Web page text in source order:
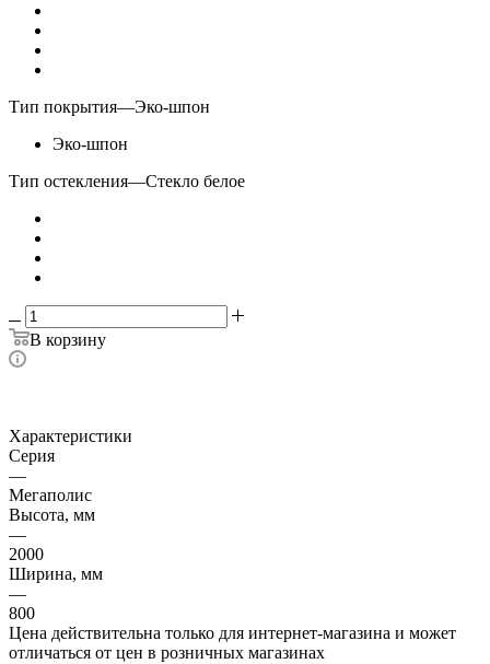
Тип покрытия—Эко-шпон
Эко-шпон
Тип остекления—Стекло белое
В корзину
Характеристики
Серия
—
Мегаполис
Высота, мм
—
2000
Ширина, мм
—
800
Цена действительна только для интернет-магазина и может
отличаться от цен в розничных магазинах